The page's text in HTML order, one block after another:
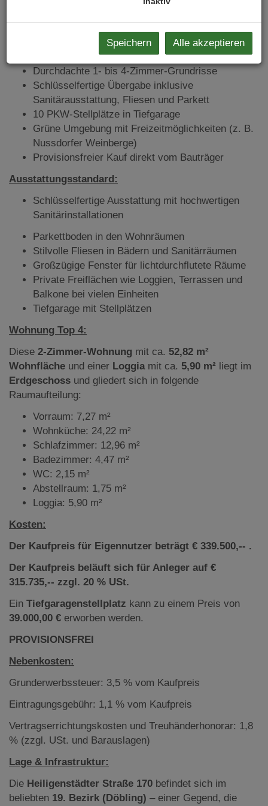
begehrter Lage des 19. Bezirks
Wohnungsgrößen von ca.37 m² bis ca. 100 m²
Durchdachte 1- bis 4-Zimmer-Grundrisse
Schlüsselfertige Übergabe inklusive
Sanitärausstattung, Fliesen und Parkett
10 PKW-Stellplätze in Tiefgarage
Grüne Umgebung mit Freizeitmöglichkeiten (z. B.
Nussdorfer Weinberge)
Provisionsfreier Kauf direkt vom Bauträger
Ausstattungsstandard:
Schlüsselfertige Ausstattung mit hochwertigen
Sanitärinstallationen
Parkettboden in den Wohnräumen
Stilvolle Fliesen in Bädern und Sanitärräumen
Großzügige Fenster für lichtdurchflutete Räume
Private Freiflächen wie Loggien, Terrassen und
Balkone bei vielen Einheiten
Tiefgarage mit Stellplätzen
Wohnung Top 4:
Diese 2-Zimmer-Wohnung mit ca. 52,82 m²
Wohnfläche und einer Loggia mit ca. 5,90 m² liegt im
Erdgeschoss und gliedert sich in folgende
Raumaufteilung:
Vorraum: 7,27 m²
Wohnküche: 24,22 m²
Schlafzimmer: 12,96 m²
Badezimmer: 4,47 m²
WC: 2,15 m²
Abstellraum: 1,75 m²
Loggia: 5,90 m²
Kosten:
Der Kaufpreis für Eigennutzer beträgt € 339.500,-- .
Der Kaufpreis beläuft sich für Anleger auf €
315.735,-- zzgl. 20 % USt.
Ein Tiefgaragenstellplatz kann zu einem Preis von
39.000,00 € erworben werden.
PROVISIONSFREI
Nebenkosten:
Grunderwerbssteuer: 3,5 % vom Kaufpreis
Eintragungsgebühr: 1,1 % vom Kaufpreis
Vertragserrichtungskosten und Treuhänderhonorar: 1,8
% (zzgl. USt. und Barauslagen)
Lage & Infrastruktur:
Die Heiligenstädter Straße 170 befindet sich im
beliebten 19. Bezirk (Döbling) – einer Gegend, die
Speichern Alle akzeptieren